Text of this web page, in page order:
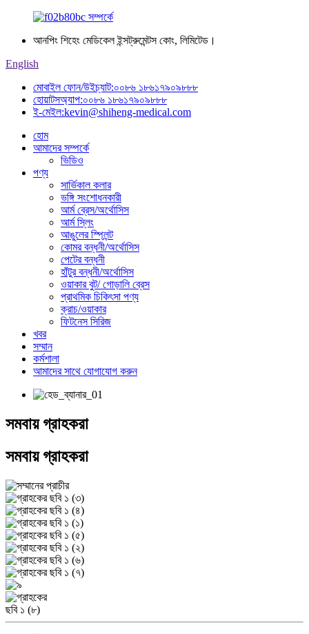
আনপিং শিহেং মেডিকেল ইন্সট্রুমেন্টস কোং, লিমিটেড।
English
মোবাইল ফোন/উইচ্যাট:০০৮৬ ১৮৬১৭৯০৯৮৮৮
হোয়াটসঅ্যাপ:০০৮৬ ১৮৬১৭৯০৯৮৮৮
ই-মেইল:kevin@shiheng-medical.com
হোম
আমাদের সম্পর্কে
ভিডিও
পণ্য
সার্ভিকাল কলার
ভঙ্গি সংশোধনকারী
আর্ম ব্রেস/অর্থোসিস
আর্ম স্লিং
আঙুলের স্প্লিন্ট
কোমর বন্ধনী/অর্থোসিস
পেটের বন্ধনী
হাঁটুর বন্ধনী/অর্থোসিস
ওয়াকার বুট/ গোড়ালি ব্রেস
প্রাথমিক চিকিৎসা পণ্য
ক্রাচ/ওয়াকার
ফিটনেস সিরিজ
খবর
সম্মান
কর্মশালা
আমাদের সাথে যোগাযোগ করুন
সমবায় গ্রাহকরা
সমবায় গ্রাহকরা